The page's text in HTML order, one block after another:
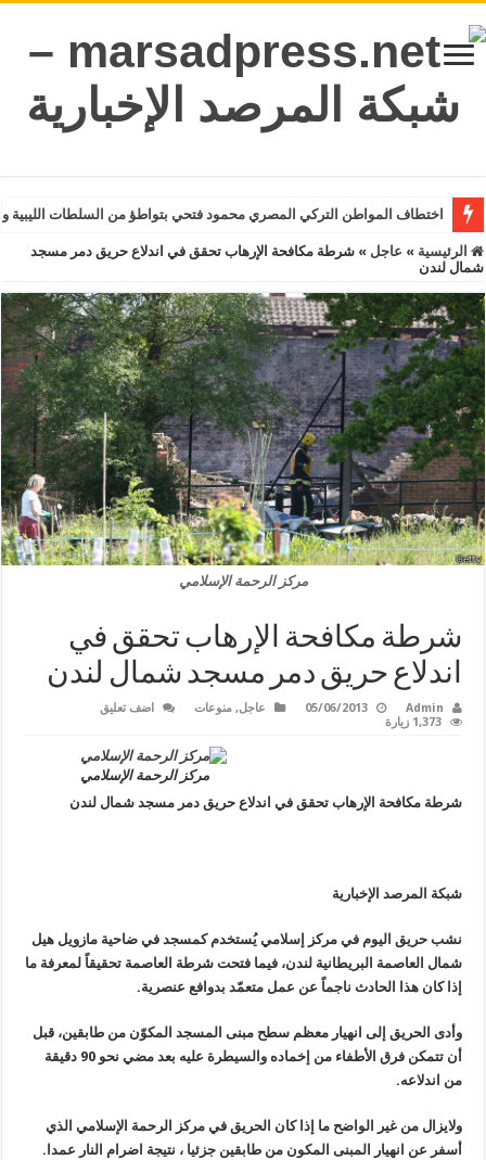
اختطاف المواطن التركي المصري محمود فتحي بتواطؤ من السلطات
الرئيسية » عاجل » شرطة مكافحة الإرهاب تحقق في اندلاع حريق دمر مسجد
شمال لندن
مركز الرحمة الإسلامي
شرطة مكافحة الإرهاب تحقق في
اندلاع حريق دمر مسجد شمال لندن
Admin
05/06/2013 عاجل,منوعات
اضف تعليق
1,373 زيارة
مركز الرحمة الإسلامي
شرطة مكافحة الإرهاب تحقق في اندلاع حريق دمر مسجد شمال لندن
شبكة المرصد الإخبارية
نشب حريق اليوم في مركز إسلامي يُستخدم كمسجد في ضاحية مازويل هيل
شمال العاصمة البريطانية لندن، فيما فتحت شرطة العاصمة تحقيقاً لمعرفة ما
إذا كان هذا الحادث ناجماً عن عمل متعمّد بدوافع عنصرية.
وأدى الحريق إلى انهيار معظم سطح مبنى المسجد المكوّن من طابقين، قبل
أن تتمكن فرق الأطفاء من إخماده والسيطرة عليه بعد مضي نحو 90 دقيقة
من اندلاعه.
ولايزال من غير الواضح ما إذا كان الحريق في مركز الرحمة الإسلامي الذي
أسفر عن انهيار المبنى المكون من طابقين جزئيا ، نتيجة اضرام النار عمدا.